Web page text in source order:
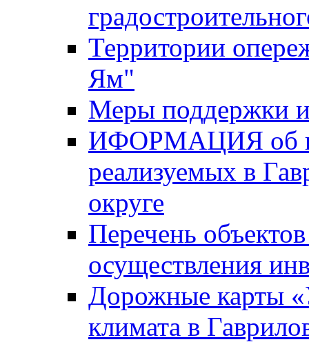
Территории
Ям"
Меры поддержки
ИФОРМАЦИЯ об
реализуемых в
округе
Перечень
осуществления
Дорожные карты
климата в